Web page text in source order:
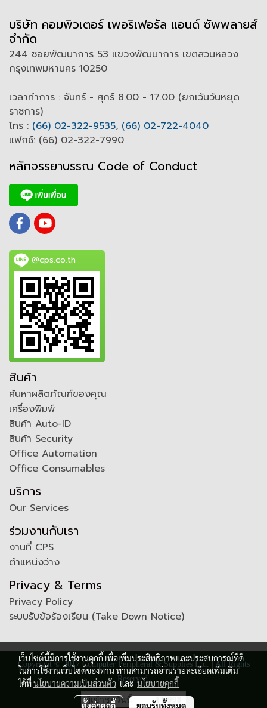
บริษัท คอมพิวเตอร์ เพอริเฟอรัล แอนด์ ซัพพลายส์
จำกัด
244 ซอยพัฒนาการ 53 แขวงพัฒนาการ เขตสวนหลวง
กรุงเทพมหานคร 10250
เวลาทำการ : จันทร์ - ศุกร์ 8.00 - 17.00 (ยกเว้นวันหยุด
ราชการ)
โทร : (66) 02-322-9535, (66) 02-722-4040
แฟกซ์: (66) 02-322-7990
หลักจรรยาบรรณ Code of Conduct
@cps.co.th
สินค้า
ค้นหาผลิตภัณฑ์ของคุณ
เครื่องพิมพ์
สินค้า Auto-ID
สินค้า Security
Office Automation
Office Consumables
บริการ
Our Services
ร่วมงานกับเรา
งานที่ CPS
ตำแหน่งว่าง
Privacy & Terms
Privacy Policy
ระบบรับข้อร้องเรียน (Take Down Notice)
Copyright © 2017 Computer Peripheral & Supplies Ltd. | All Rights
Reserved.
ผู้เข้าชมวันนี้ 11,998
เว็บไซต์นี้มีการใช้งานคุกกี้ เพื่อเพิ่มประสิทธิภาพและประสบการณ์ที่ดี
ในการใช้งานเว็บไซต์ของท่าน ท่านสามารถอ่านรายละเอียดเพิ่มเติม
ได้ที่นโยบายความเป็นส่วนตัว และ นโยบายคุกกี้
ตั้งค่าคุกกี้ ยอมรับทั้งหมด